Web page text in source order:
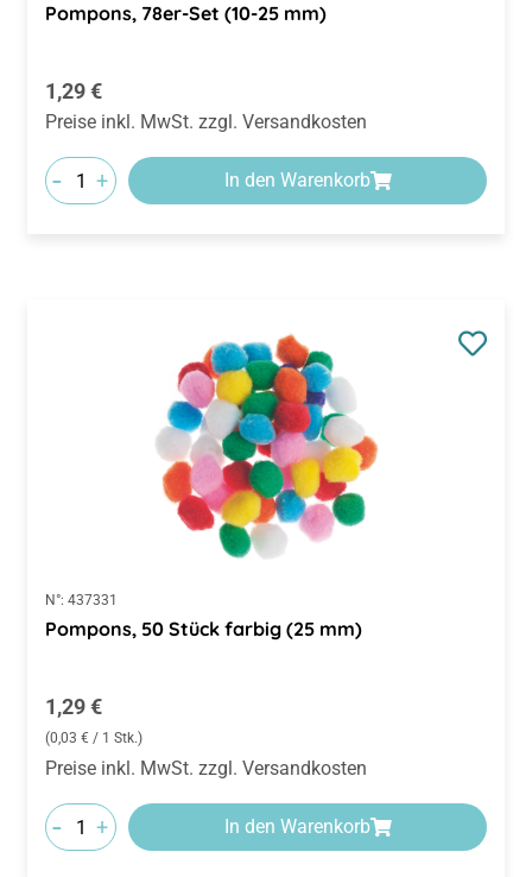
Pompons, 78er-Set (10-25 mm)
Regulärer Preis:
1,29 €
Preise inkl. MwSt. zzgl. Versandkosten
- + In den Warenkorb
N°: 437331
Pompons, 50 Stück farbig (25 mm)
Regulärer Preis:
1,29 €
(0,03 € / 1 Stk.)
Preise inkl. MwSt. zzgl. Versandkosten
- + In den Warenkorb